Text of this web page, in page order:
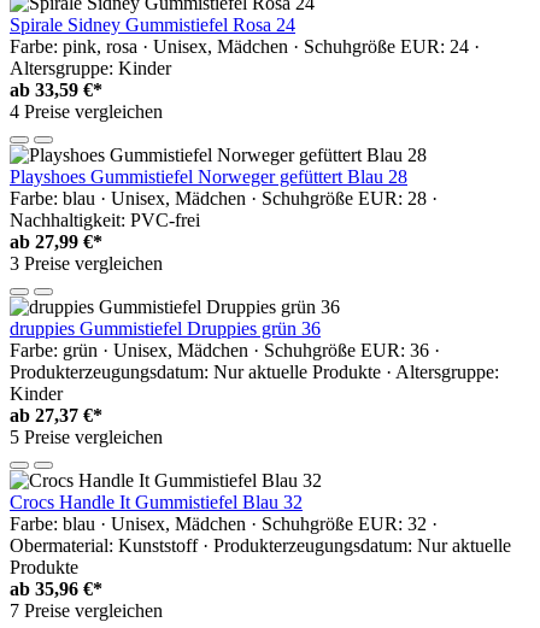
Spirale Sidney Gummistiefel Rosa 24
Farbe: pink, rosa · Unisex, Mädchen · Schuhgröße EUR: 24 ·
Altersgruppe: Kinder
ab 33,59 €*
4 Preise vergleichen
Playshoes Gummistiefel Norweger gefüttert Blau 28
Farbe: blau · Unisex, Mädchen · Schuhgröße EUR: 28 ·
Nachhaltigkeit: PVC-frei
ab 27,99 €*
3 Preise vergleichen
druppies Gummistiefel Druppies grün 36
Farbe: grün · Unisex, Mädchen · Schuhgröße EUR: 36 ·
Produkterzeugungsdatum: Nur aktuelle Produkte · Altersgruppe:
Kinder
ab 27,37 €*
5 Preise vergleichen
Crocs Handle It Gummistiefel Blau 32
Farbe: blau · Unisex, Mädchen · Schuhgröße EUR: 32 ·
Obermaterial: Kunststoff · Produkterzeugungsdatum: Nur aktuelle
Produkte
ab 35,96 €*
7 Preise vergleichen